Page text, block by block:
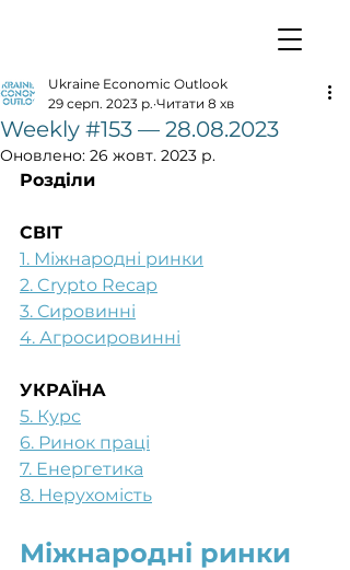
Weekly #153 — 28.08.2023
Ukraine Economic Outlook
29 серп. 2023 р. Читати 8 хв
Оновлено: 26 жовт. 2023 р.
Розділи
СВІТ
1. Міжнародні ринки
2. Crypto Recap
3. Сировинні
4. Агросировинні
УКРАЇНА
5. Курс
6. Ринок праці
7. Енергетика
8. Нерухомість
Міжнародні ринки